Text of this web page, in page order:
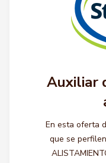
Auxiliar
En esta oferta
que se